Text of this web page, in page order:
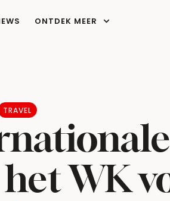
ONTDEK MEER
TRAVEL
WK